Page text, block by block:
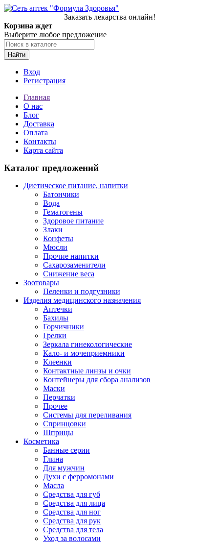
Заказать лекарства онлайн!
Корзина ждет
Выберите любое предложение
Найти
Вход
Регистрация
Главная
О нас
Блог
Доставка
Оплата
Контакты
Карта сайта
Каталог предложений
Диетическое питание, напитки
Батончики
Вода
Гематогены
Здоровое питание
Злаки
Конфеты
Мюсли
Прочие напитки
Сахарозаменители
Снижение веса
Зоотовары
Пеленки и подгузники
Изделия медицинского назначения
Аптечки
Бахилы
Горчичники
Грелки
Зеркала гинекологические
Кало- и мочеприемники
Клеенки
Контактные линзы и очки
Контейнеры для сбора анализов
Маски
Перчатки
Прочее
Системы для переливания
Спринцовки
Шприцы
Косметика
Банные серии
Глина
Для мужчин
Духи с ферромонами
Масла
Средства для губ
Средства для лица
Средства для ног
Средства для рук
Средства для тела
Уход за волосами